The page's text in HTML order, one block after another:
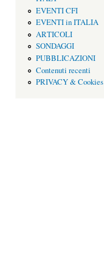
EVENTI CFI
EVENTI in ITALIA
ARTICOLI
SONDAGGI
PUBBLICAZIONI
Contenuti recenti
PRIVACY & Cookies